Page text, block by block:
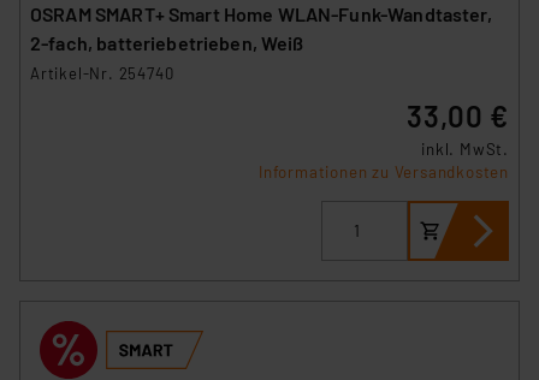
OSRAM SMART+ Smart Home WLAN-Funk-Wandtaster,
2-fach, batteriebetrieben, Weiß
Artikel-Nr. 254740
33,00 €
inkl. MwSt.
Informationen zu Versandkosten